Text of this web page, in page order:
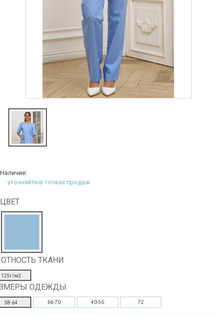
Наличие:
уточняйте в точках продаж
ЦВЕТ
ТКАНИ
125г/м2
ОДЕЖДЫ
58-64 66-70 40-56 72